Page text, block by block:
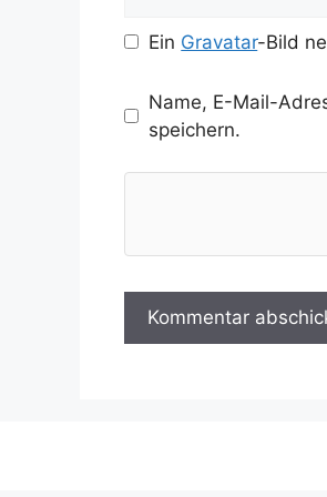
Ein Gravatar-Bild
Name, E-Mail-
speichern.